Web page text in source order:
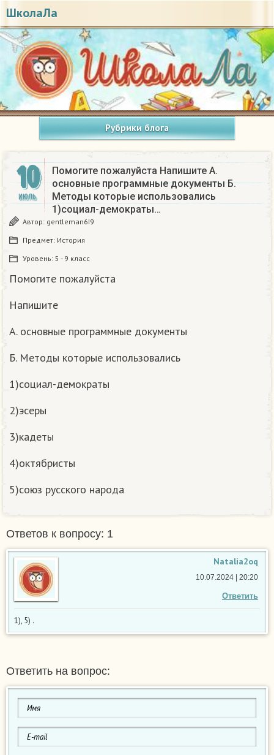
ШколаЛа
Рубрики блога
10
ИЮЛЬ
Помогите пожалуйста Напишите А.
основные программные документы Б.
Методы которые использовались
1)социал-демократы…
Автор: gentleman6I9
Предмет: История
Уровень: 5 - 9 класс
Помогите пожалуйста
Напишите
А. основные программные документы
Б. Методы которые использовались
1)социал-демократы
2)эсеры
3)кадеты
4)октябристы
5)союз русского народа
Ответов к вопросу: 1
Natalia2oq
Ответить
10.07.2024 | 20:20
1), 5) .
Ответить на вопрос: